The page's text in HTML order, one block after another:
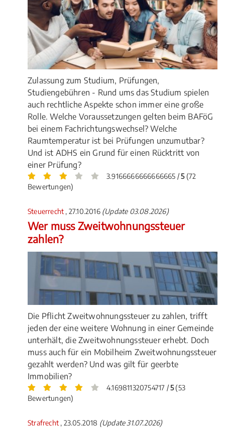
Zulassung zum Studium, Prüfungen,
Studiengebühren - Rund ums das Studium spielen
auch rechtliche Aspekte schon immer eine große
Rolle. Welche Voraussetzungen gelten beim BAFöG
bei einem Fachrichtungswechsel? Welche
Raumtemperatur ist bei Prüfungen unzumutbar?
Und ist ADHS ein Grund für einen Rücktritt von
einer Prüfung?
3.9166666666666665 /5(72
Bewertungen)
Steuerrecht , 27.10.2016 (Update 03.08.2026)
Wer muss Zweitwohnungssteuer
zahlen?
Die Pflicht Zweitwohnungssteuer zu zahlen, trifft
jeden der eine weitere Wohnung in einer Gemeinde
unterhält, die Zweitwohnungssteuer erhebt. Doch
muss auch für ein Mobilheim Zweitwohnungssteuer
gezahlt werden? Und was gilt für geerbte
Immobilien?
4.169811320754717 /5(53
Bewertungen)
Strafrecht , 23.05.2018 (Update 31.07.2026)